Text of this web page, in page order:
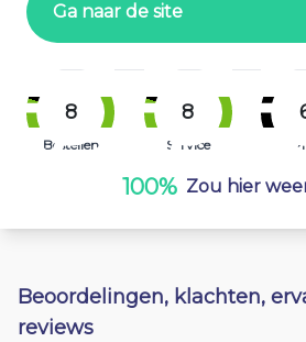
Ga naar de site
8
Bestellen
8
Service
100% Zou hier
Beoordelingen, klachten,
reviews